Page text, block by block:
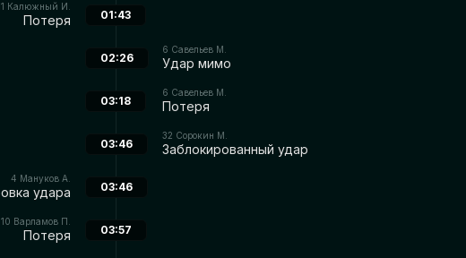
Калюжный И.
Потеря 01:43
6 Савельев М.
Удар мимо
02:26
6 Савельев М.
Потеря
03:18
32 Сорокин М.
Заблокированный удар
03:46
4 Мануков А.
удара 03:46
10 Варламов П.
Потеря 03:57